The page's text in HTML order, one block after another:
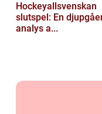
Hockeyallsvenskan
slutspel: En
analys a...